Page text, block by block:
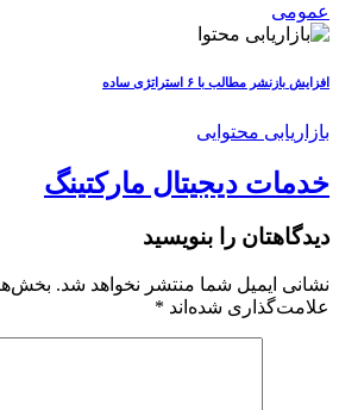
عمومی
افزایش بازنشر مطالب با ۶ استراتژی ساده
بازاریابی محتوایی
خدمات دیجیتال مارکتینگ
دیدگاهتان را بنویسید
نشانی ایمیل شما منتشر نخواهد شد.
علامت‌گذاری شده‌اند *